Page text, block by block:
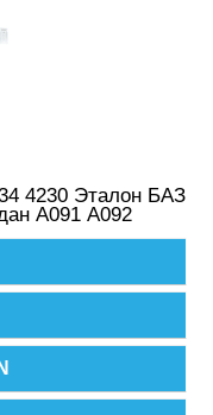
4230 Эталон БАЗ
А091 А092